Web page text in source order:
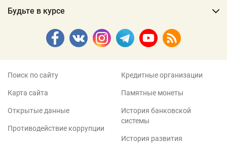
Будьте в курсе
Поиск по сайту
Карта сайта
Открытые данные
Противодействие коррупции
Кредитные организации
Памятные монеты
История банковской
системы
История развития